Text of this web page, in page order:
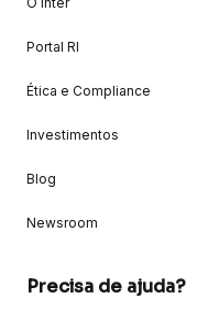
Portal RI
Ética e Compliance
Investimentos
Blog
Newsroom
Precisa de ajuda?